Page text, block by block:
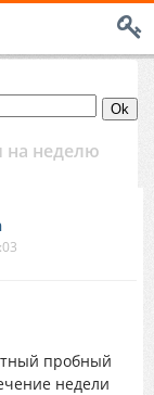
на неделю
пробный
недели